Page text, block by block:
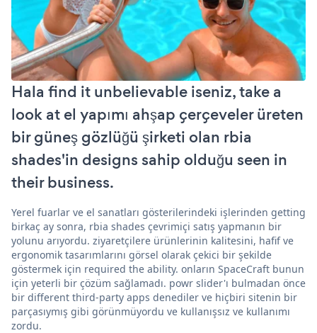
Hala find it unbelievable iseniz, take a
look at el yapımı ahşap çerçeveler üreten
bir güneş gözlüğü şirketi olan rbia
shades'in designs sahip olduğu seen in
their business.
Yerel fuarlar ve el sanatları gösterilerindeki işlerinden getting
birkaç ay sonra, rbia shades çevrimiçi satış yapmanın bir
yolunu arıyordu. ziyaretçilere ürünlerinin kalitesini, hafif ve
ergonomik tasarımlarını görsel olarak çekici bir şekilde
göstermek için required the ability. onların SpaceCraft bunun
için yeterli bir çözüm sağlamadı. powr slider'ı bulmadan önce
bir different third-party apps denediler ve hiçbiri sitenin bir
parçasıymış gibi görünmüyordu ve kullanışsız ve kullanımı
zordu.